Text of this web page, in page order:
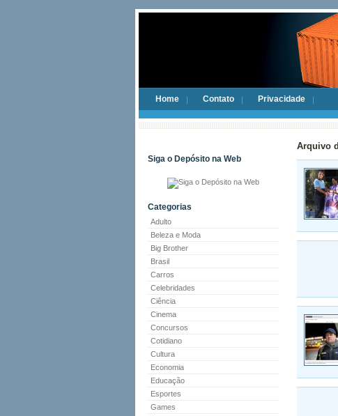
Home Contato Privacidade
Siga o Depósito na Web
Categorias
Adulto
Beleza e Moda
Big Brother
Brasil
Carros
Celebridades
Ciência
Cinema
Concursos
Cotidiano
Cultura
Economia
Educação
Esportes
Games
Arquivo